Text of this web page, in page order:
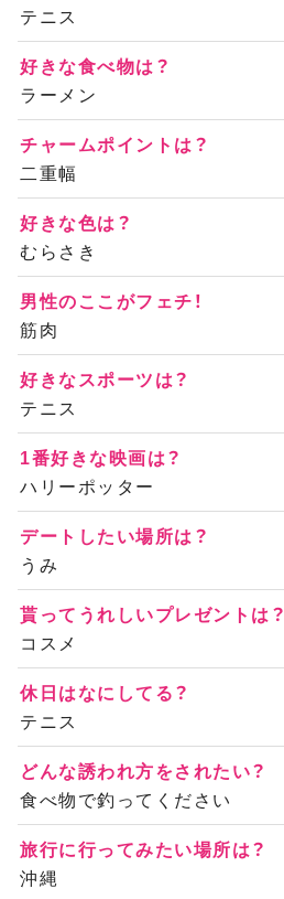
テニス
好きな食べ物は？
ラーメン
チャームポイントは？
二重幅
好きな色は？
むらさき
男性のここがフェチ！
筋肉
好きなスポーツは？
テニス
1番好きな映画は？
ハリーポッター
デートしたい場所は？
うみ
貰ってうれしいプレゼントは？
コスメ
休日はなにしてる？
テニス
どんな誘われ方をされたい？
食べ物で釣ってください
旅行に行ってみたい場所は？
沖縄